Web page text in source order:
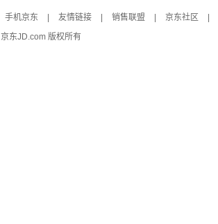
手机京东 友情链接 销售联盟 京东社区
京东JD.com 版权所有